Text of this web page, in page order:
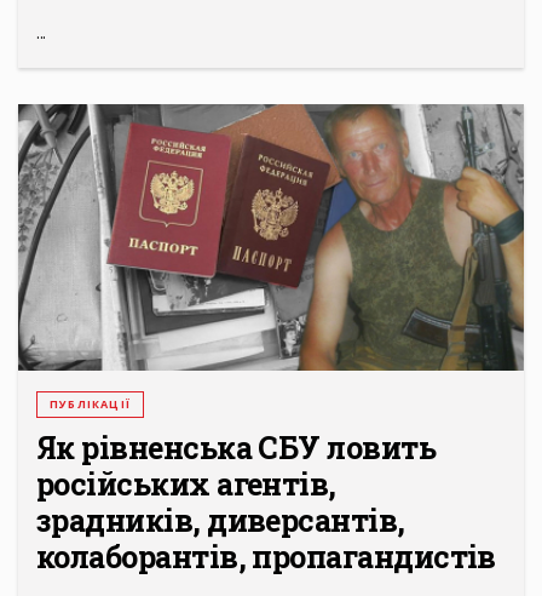
...
ПУБЛІКАЦІЇ
Як рівненська СБУ ловить
російських агентів,
зрадників, диверсантів,
колаборантів, пропагандистів